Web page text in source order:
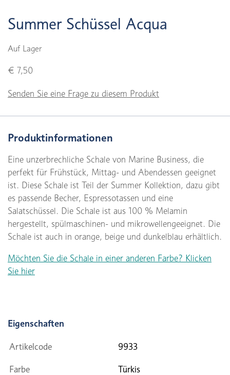
Summer Schüssel Acqua
Auf Lager
€ 7,50
Senden Sie eine Frage zu diesem Produkt
Produktinformationen
Eine unzerbrechliche Schale von Marine Business, die
perfekt für Frühstück, Mittag- und Abendessen geeignet
ist. Diese Schale ist Teil der Summer Kollektion, dazu gibt
es passende Becher, Espressotassen und eine
Salatschüssel. Die Schale ist aus 100 % Melamin
hergestellt, spülmaschinen- und mikrowellengeeignet. Die
Schale ist auch in orange, beige und dunkelblau erhältlich.
Möchten Sie die Schale in einer anderen Farbe? Klicken
Sie hier
Eigenschaften
Artikelcode 9933
Farbe Türkis